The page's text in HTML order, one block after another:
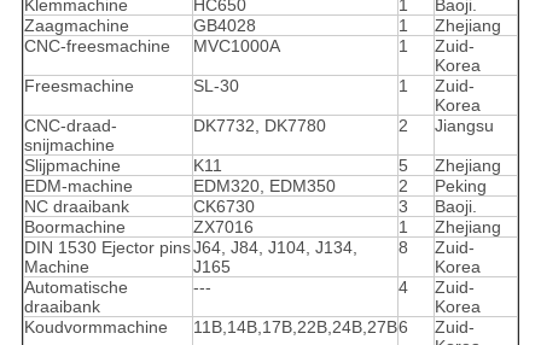
Klemmachine
HC650 1
Baoji.
Zaagmachine
GB4028 1
Zhejiang
CNC-freesmachine
MVC1000A 1
Zuid-
Korea
Freesmachine
SL-30 1
Zuid-
Korea
CNC-draad-
snijmachine
DK7732, DK7780 2 Jiangsu
Slijpmachine K11 5
Zhejiang
EDM-machine
EDM320, EDM350 2
Peking
NC draaibank
CK6730 3
Baoji.
Boormachine
ZX7016 1
Zhejiang
DIN 1530 Ejector pins
Machine
J64, J84, J104, J134,
J165
8
Zuid-
Korea
Automatische
draaibank
--- 4
Zuid-
Korea
Koudvormmachine
11B,14B,17B,22B,24B,27B6
Zuid-